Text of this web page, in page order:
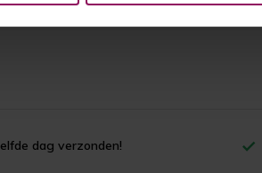
dag verzonden!